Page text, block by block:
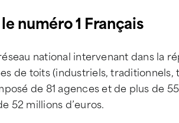
numéro 1 Français
national intervenant dans la
de toits (industriels, traditionnels,
de 81 agences et de plus de
52 millions d’euros.